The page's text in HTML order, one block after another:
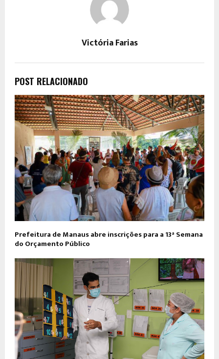
Victória Farias
POST RELACIONADO
Prefeitura de Manaus abre inscrições para a 13ª Semana
do Orçamento Público